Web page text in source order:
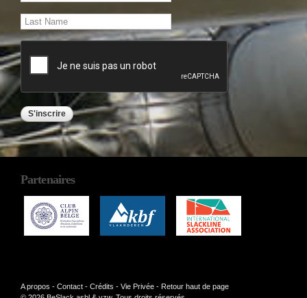
Partenaires
A propos - Contact - Crédits - Vie Privée - Retour haut de page